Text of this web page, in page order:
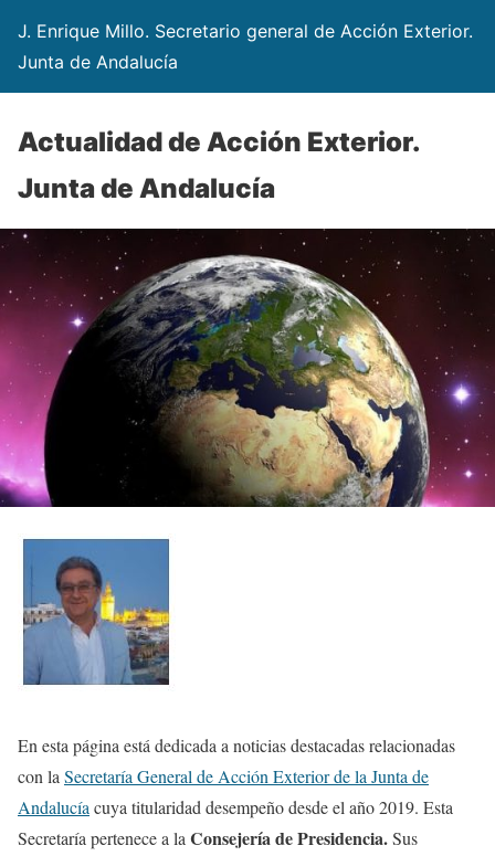
J. Enrique Millo. Secretario general de Acción Exterior.
Junta de Andalucía
Actualidad de Acción Exterior.
Junta de Andalucía
En esta página está dedicada a noticias destacadas relacionadas
con la Secretaría General de Acción Exterior de la Junta de
Andalucía cuya titularidad desempeño desde el año 2019. Esta
Secretaría pertenece a la Consejería de Presidencia.Sus